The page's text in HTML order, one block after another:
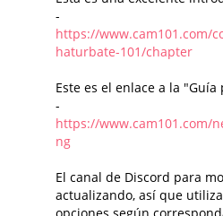
-
https://www.cam101.com/
haturbate-101/chapter
Este es el enlace a la
-
https://www.cam101.com/
ng
El canal de Discord para
actualizando, así que